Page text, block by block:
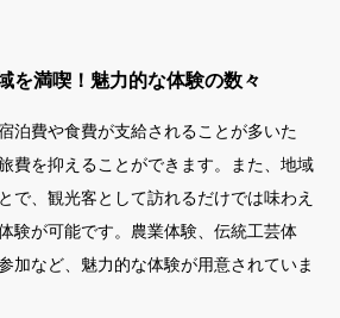
を満喫！魅力的な体験の数々
泊費や食費が支給されることが多いた
費を抑えることができます。また、地域
で、観光客として訪れるだけでは味わえ
験が可能です。農業体験、伝統工芸体
加など、魅力的な体験が用意されていま